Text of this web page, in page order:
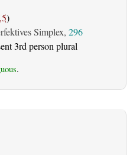
)
Simplex, 296
3rd person plural
.